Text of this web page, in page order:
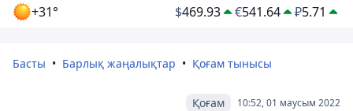
+31° $469.93 €541.64 ₽5.71
Басты Барлық жаңалықтар Қоғам тынысы
10:52, 01 маусым 2022
Қоғам